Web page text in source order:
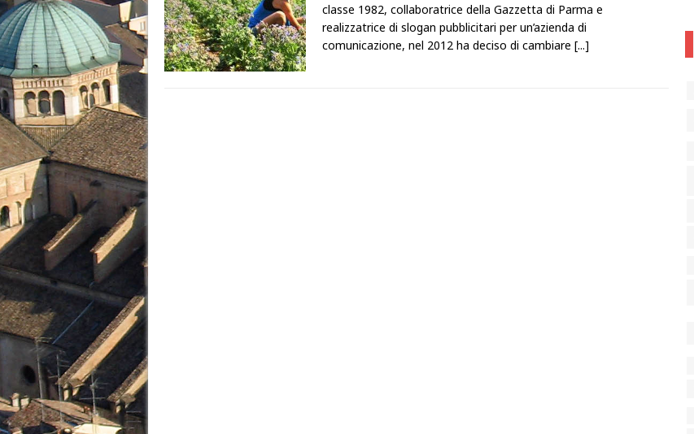
classe 1982, collaboratrice della Gazzetta di Parma e
realizzatrice di slogan pubblicitari per un’azienda di
comunicazione, nel 2012 ha deciso di cambiare [...]